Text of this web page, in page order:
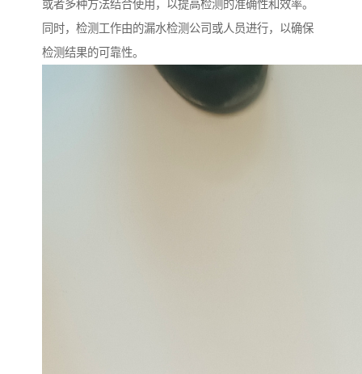
或者多种方法结合使用，以提高检测的准确性和效率。
同时，检测工作由的漏水检测公司或人员进行，以确保
检测结果的可靠性。